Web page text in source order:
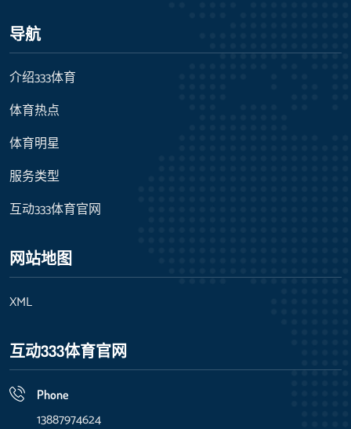
导航
介绍333体育
体育热点
体育明星
服务类型
互动333体育官网
网站地图
XML
互动333体育官网
Phone
13887974624